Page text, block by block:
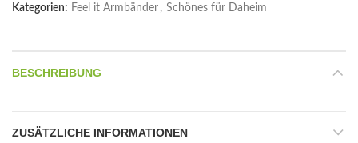
Kategorien: Feel it Armbänder , Schönes für Daheim
BESCHREIBUNG
ZUSÄTZLICHE INFORMATIONEN